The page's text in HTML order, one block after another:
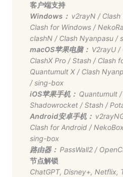
客户端支持
Windows： v2rayN/ Clash
Clash for Windows/
clashN/ Clash Nyanpasu/
macOS苹果电脑： V2rayU/
ClashX Pro/Stash/ Clash
Quantumult X/ Clash
/sing-box
iOS苹果手机： Quantumult/
Shadowrocket/Stash/
Android安卓手机：
Clash for Android/
sing-box
路由器： PassWall2/
节点解锁
ChatGPT, Disney+, Netflix,